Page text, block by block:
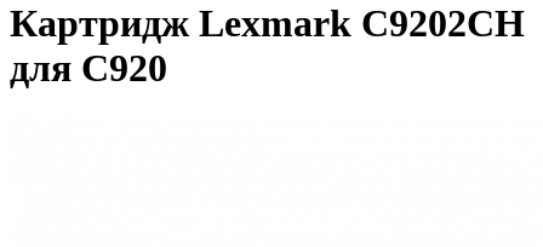
Картридж Lexmark C9202CH
для C920